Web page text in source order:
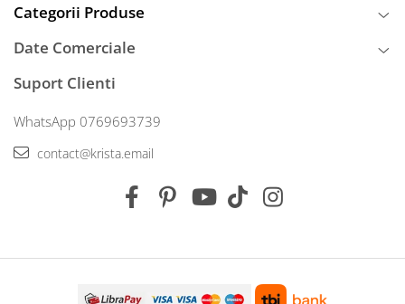
Categorii Produse
Date Comerciale
Suport Clienti
WhatsApp 0769693739
contact@krista.email